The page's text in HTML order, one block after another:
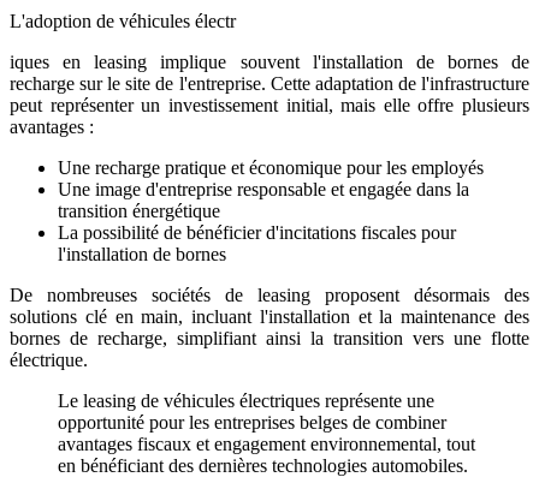
L'adoption de véhicules électr
iques en leasing implique souvent l'installation de bornes de
recharge sur le site de l'entreprise. Cette adaptation de l'infrastructure
peut représenter un investissement initial, mais elle offre plusieurs
avantages :
Une recharge pratique et économique pour les employés
Une image d'entreprise responsable et engagée dans la
transition énergétique
La possibilité de bénéficier d'incitations fiscales pour
l'installation de bornes
De nombreuses sociétés de leasing proposent désormais des
solutions clé en main, incluant l'installation et la maintenance des
bornes de recharge, simplifiant ainsi la transition vers une flotte
électrique.
Le leasing de véhicules électriques représente une
opportunité pour les entreprises belges de combiner
avantages fiscaux et engagement environnemental, tout
en bénéficiant des dernières technologies automobiles.